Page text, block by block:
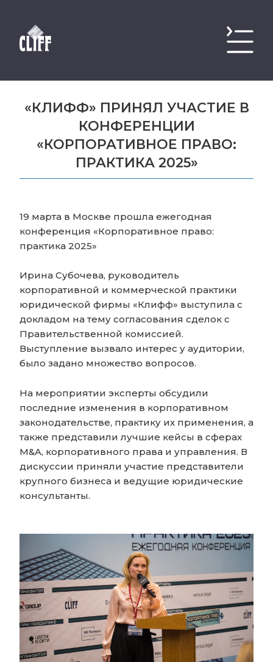
«КЛИФФ» ПРИНЯЛ УЧАСТИЕ В
КОНФЕРЕНЦИИ
«КОРПОРАТИВНОЕ ПРАВО:
ПРАКТИКА 2025»
19 марта в Москве прошла ежегодная
конференция «Корпоративное право:
практика 2025»
Ирина Субочева, руководитель
корпоративной и коммерческой практики
юридической фирмы «Клифф» выступила с
докладом на тему согласования сделок с
Правительственной комиссией.
Выступление вызвало интерес у аудитории,
было задано множество вопросов.
На мероприятии эксперты обсудили
последние изменения в корпоративном
законодательстве, практику их применения, а
также представили лучшие кейсы в сферах
M&A, корпоративного права и управления. В
дискуссии приняли участие представители
крупного бизнеса и ведущие юридические
консультанты.